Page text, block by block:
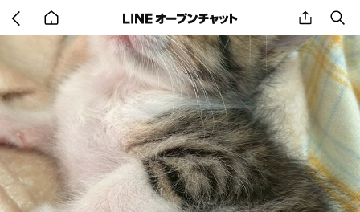
back
to
home
share